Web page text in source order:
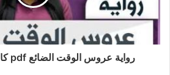
رواية عروس الوقت الضائع pdf كاملة تحميل 2024